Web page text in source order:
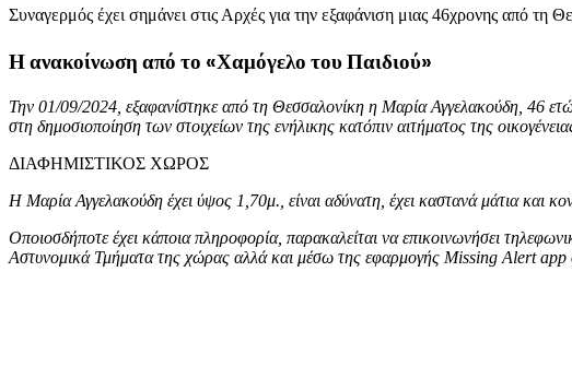
Συναγερμός έχει σημάνει στις Αρχές για την εξαφάνιση μιας 46χρονης από τη
Η ανακοίνωση από το «Χαμόγελο του Παιδιού»
Την 01/09/2024, εξαφανίστηκε από τη Θεσσαλονίκη η Μαρία Αγγελακούδη, 46
στη δημοσιοποίηση των στοιχείων της ενήλικης κατόπιν αιτήματος της
ΔΙΑΦΗΜΙΣΤΙΚΟΣ ΧΩΡΟΣ
Η Μαρία Αγγελακούδη έχει ύψος 1,70μ., είναι αδύνατη, έχει καστανά μάτια και
Οποιοσδήποτε έχει κάποια πληροφορία, παρακαλείται να επικοινωνήσει
Αστυνομικά Τμήματα της χώρας αλλά και μέσω της εφαρμογής Missing Alert app